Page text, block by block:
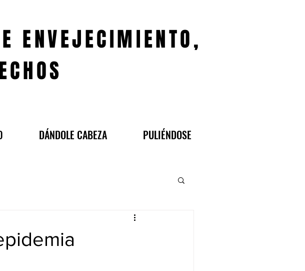
ENVEJECIMIENTO,
DÁNDOLE CABEZA PULIÉNDOSE